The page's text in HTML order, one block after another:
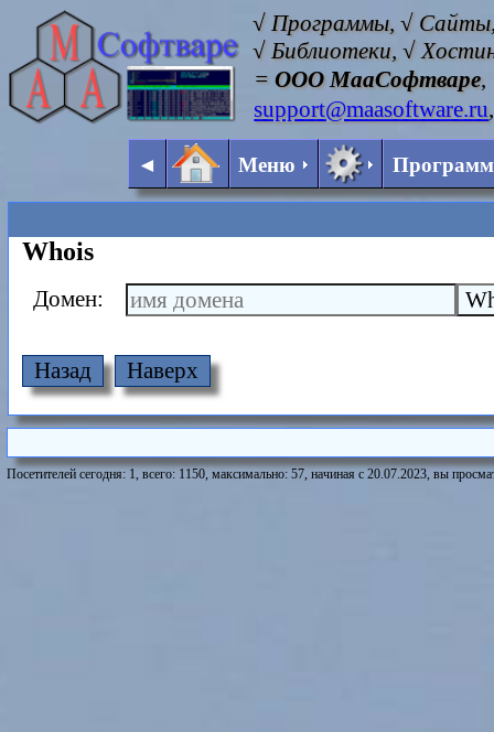
√ Программы, √
√ Библиотеки, √
=ООО МааСофтваре,
support@maasoftware.ru,
◄ Меню
Whois
Домен:
Назад Наверх
Посетителей сегодня: 1, всего: 1150, максимально: 57, начиная с 20.07.2023, вы